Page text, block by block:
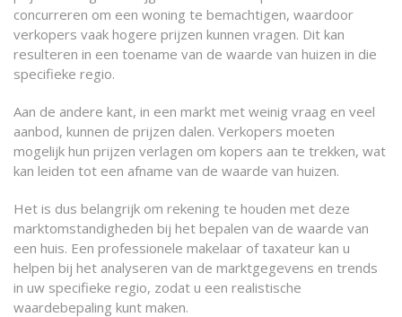
concurreren om een woning te bemachtigen, waardoor
verkopers vaak hogere prijzen kunnen vragen. Dit kan
resulteren in een toename van de waarde van huizen in die
specifieke regio.
Aan de andere kant, in een markt met weinig vraag en veel
aanbod, kunnen de prijzen dalen. Verkopers moeten
mogelijk hun prijzen verlagen om kopers aan te trekken, wat
kan leiden tot een afname van de waarde van huizen.
Het is dus belangrijk om rekening te houden met deze
marktomstandigheden bij het bepalen van de waarde van
een huis. Een professionele makelaar of taxateur kan u
helpen bij het analyseren van de marktgegevens en trends
in uw specifieke regio, zodat u een realistische
waardebepaling kunt maken.